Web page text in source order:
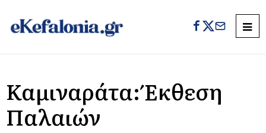
Καμιναράτα: Έκθεση
Παλαιών